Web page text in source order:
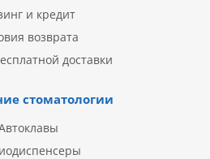
и кредит
возврата
доставки
стоматологии